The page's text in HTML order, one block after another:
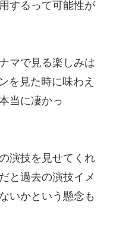
するって可能性が
マで見る楽しみは
を見た時に味わえ
当に凄かっ
演技を見せてくれ
と過去の演技イメ
いかという懸念も